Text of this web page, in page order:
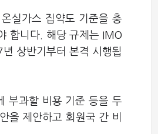
실가스 집약도 기준을 충
합니다. 해당 규제는 IMO
상반기부터 본격 시행됩
부과할 비용 기준 등을 두
을 제안하고 회원국 간 비